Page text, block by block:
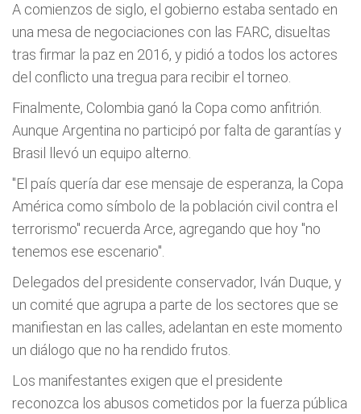
A comienzos de siglo, el gobierno estaba sentado en
una mesa de negociaciones con las FARC, disueltas
tras firmar la paz en 2016, y pidió a todos los actores
del conflicto una tregua para recibir el torneo.
Finalmente, Colombia ganó la Copa como anfitrión.
Aunque Argentina no participó por falta de garantías y
Brasil llevó un equipo alterno.
"El país quería dar ese mensaje de esperanza, la Copa
América como símbolo de la población civil contra el
terrorismo" recuerda Arce, agregando que hoy "no
tenemos ese escenario".
Delegados del presidente conservador, Iván Duque, y
un comité que agrupa a parte de los sectores que se
manifiestan en las calles, adelantan en este momento
un diálogo que no ha rendido frutos.
Los manifestantes exigen que el presidente
reconozca los abusos cometidos por la fuerza pública